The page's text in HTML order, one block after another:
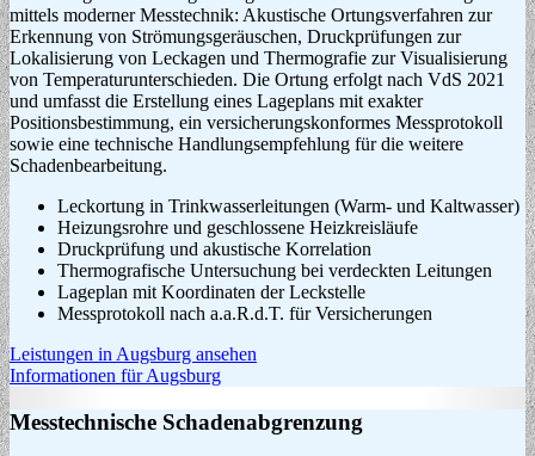
mittels moderner Messtechnik: Akustische Ortungsverfahren zur
Erkennung von Strömungsgeräuschen, Druckprüfungen zur
Lokalisierung von Leckagen und Thermografie zur Visualisierung
von Temperaturunterschieden. Die Ortung erfolgt nach VdS 2021
und umfasst die Erstellung eines Lageplans mit exakter
Positionsbestimmung, ein versicherungskonformes Messprotokoll
sowie eine technische Handlungsempfehlung für die weitere
Schadenbearbeitung.
Leckortung in Trinkwasserleitungen (Warm- und Kaltwasser)
Heizungsrohre und geschlossene Heizkreisläufe
Druckprüfung und akustische Korrelation
Thermografische Untersuchung bei verdeckten Leitungen
Lageplan mit Koordinaten der Leckstelle
Messprotokoll nach a.a.R.d.T. für Versicherungen
Leistungen in Augsburg ansehen
Informationen für Augsburg
Messtechnische Schadenabgrenzung